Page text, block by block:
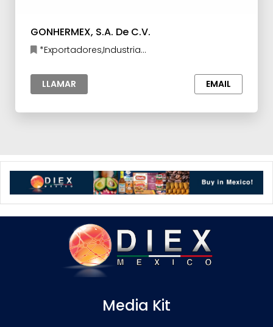
GONHERMEX, S.A. De C.V.
*Exportadores,Industria
LLAMAR
EMAIL
Media Kit